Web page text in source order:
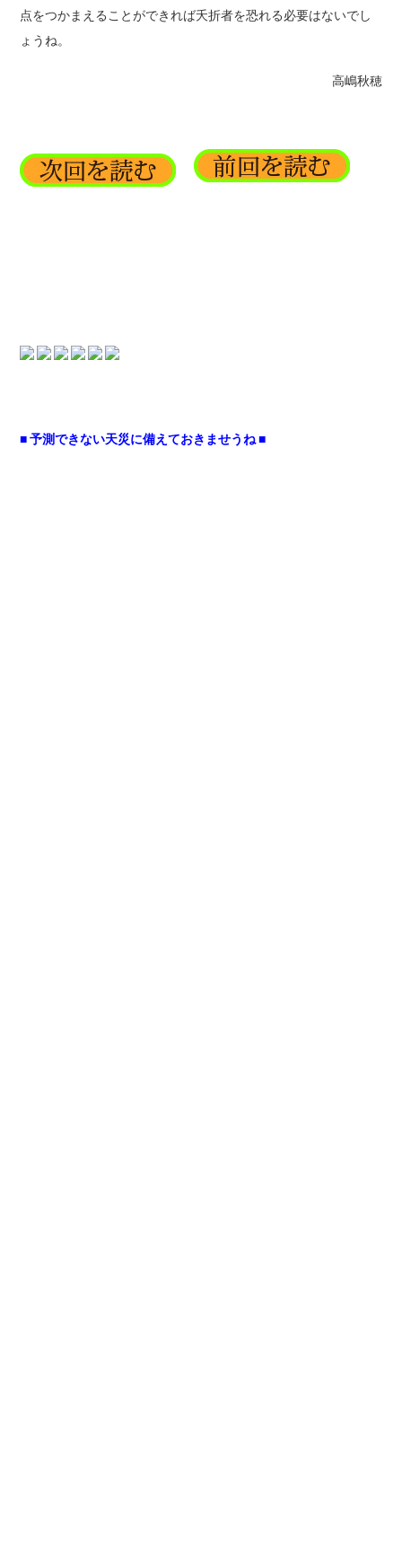
点をつかまえることができれば夭折者を恐れる必要はないでし
ょうね。
高嶋秋穂
■ 予測できない天災に備えておきませうね ■